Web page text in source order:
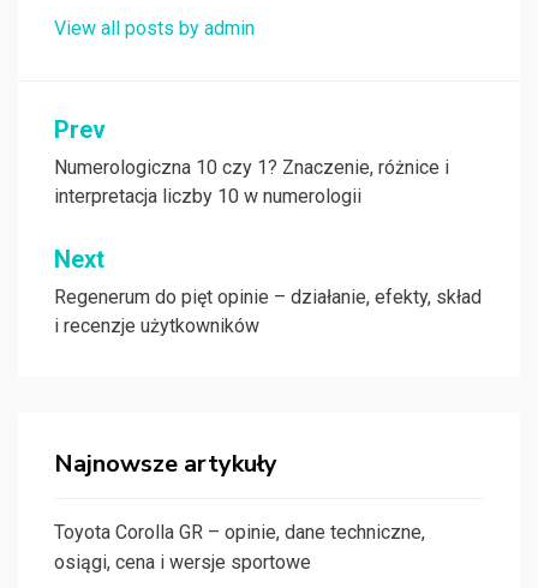
View all posts by admin
Nawigacja
wpisu
Prev
Numerologiczna 10 czy 1? Znaczenie, różnice i
interpretacja liczby 10 w numerologii
Next
Regenerum do pięt opinie – działanie, efekty, skład
i recenzje użytkowników
Najnowsze artykuły
Toyota Corolla GR – opinie, dane techniczne,
osiągi, cena i wersje sportowe